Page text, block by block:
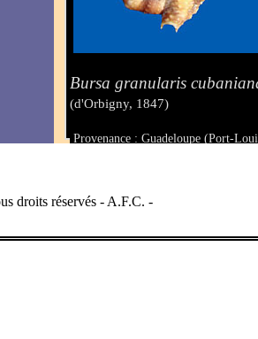
Bursa granularis
(d'Orbigny, 1847)
Provenance : Guadeloupe (Port-
droits réservés - A.F.C. -